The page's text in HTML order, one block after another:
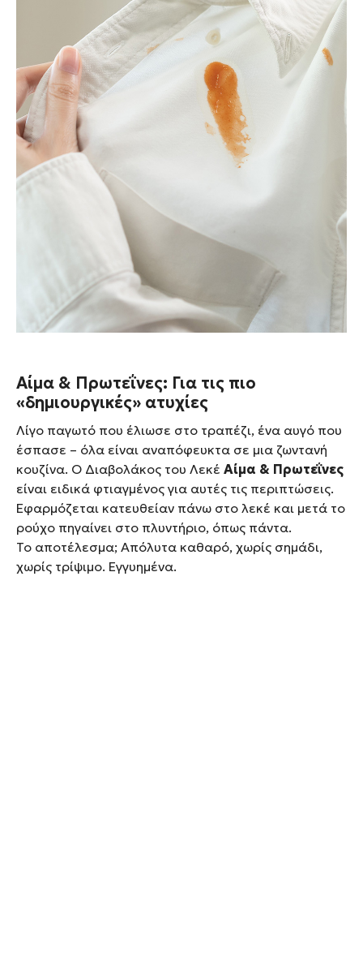
Αίμα & Πρωτεΐνες: Για τις πιο
«δημιουργικές» ατυχίες
Λίγο παγωτό που έλιωσε στο τραπέζι, ένα αυγό που
έσπασε – όλα είναι αναπόφευκτα σε μια ζωντανή
κουζίνα. Ο Διαβολάκος του Λεκέ Αίμα & Πρωτεΐνες
είναι ειδικά φτιαγμένος για αυτές τις περιπτώσεις.
Εφαρμόζεται κατευθείαν πάνω στο λεκέ και μετά το
ρούχο πηγαίνει στο πλυντήριο, όπως πάντα.
Το αποτέλεσμα; Απόλυτα καθαρό, χωρίς σημάδι,
χωρίς τρίψιμο. Εγγυημένα.